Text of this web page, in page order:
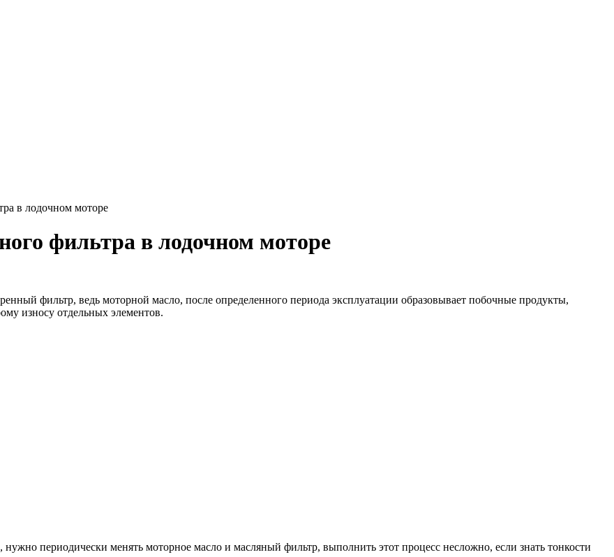
в лодочном моторе
фильтра в лодочном моторе
фильтр, ведь моторной масло, после определенного периода эксплуатации образовывает побочные продукты,
износу отдельных элементов.
периодически менять моторное масло и масляный фильтр, выполнить этот процесс несложно, если знать тонкости